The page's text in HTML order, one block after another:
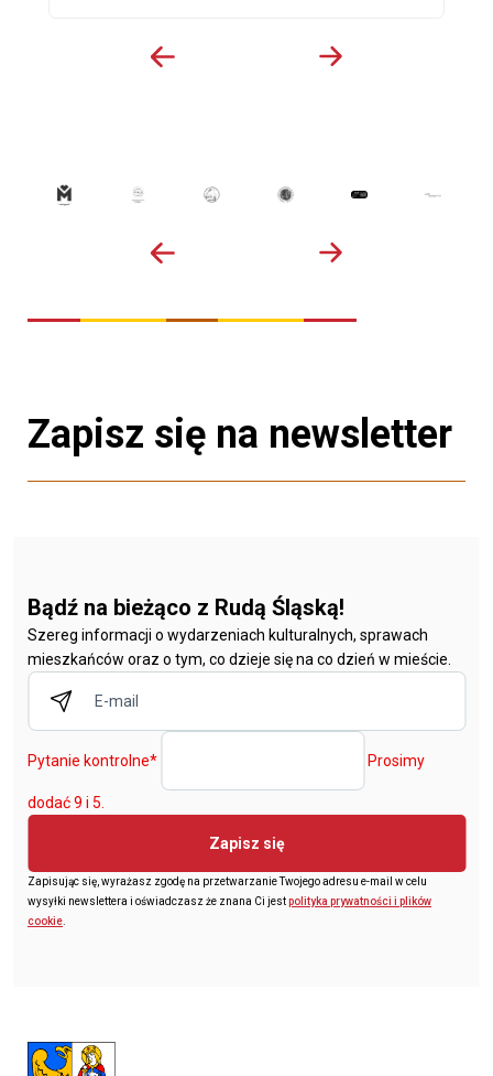
Zapisz się na newsletter
Bądź na bieżąco z Rudą Śląską!
Szereg informacji o wydarzeniach kulturalnych, sprawach
mieszkańców oraz o tym, co dzieje się na co dzień w mieście.
Pytanie kontrolne* Prosimy
dodać 9 i 5.
Zapisz się
Zapisując się, wyrażasz zgodę na przetwarzanie Twojego adresu e-mail w celu
wysyłki newslettera i oświadczasz że znana Ci jestpolityka prywatności i plików
cookie